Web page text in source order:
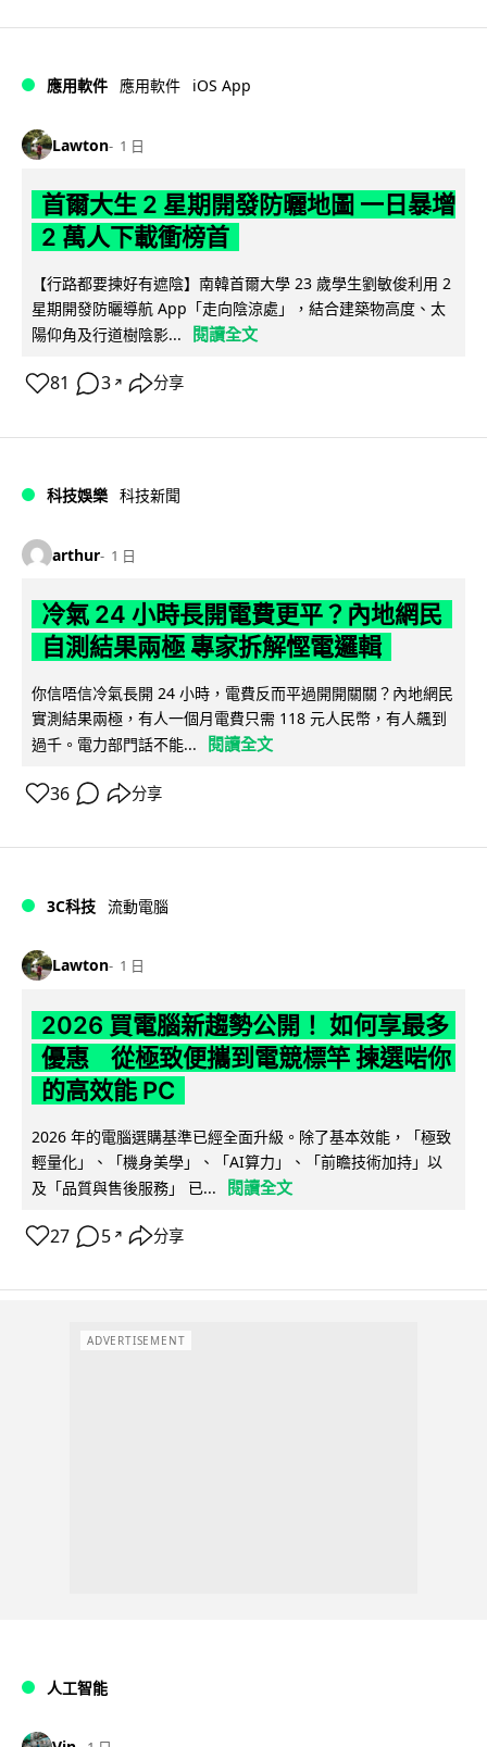
應用軟件 應用軟件 iOS App
Lawton 1 日
首爾大生 2 星期開發防曬地圖 一日暴增
2 萬人下載衝榜首
【行路都要揀好有遮陰】南韓首爾大學 23 歲學生劉敏俊利用 2
星期開發防曬導航 App「走向陰涼處」，結合建築物高度、太
陽仰角及行道樹陰影...
閱讀全文
81 3 ↗ 分享
科技娛樂 科技新聞
arthur 1 日
冷氣 24 小時長開電費更平？內地網民
自測結果兩極 專家拆解慳電邏輯
你信唔信冷氣長開 24 小時，電費反而平過開開關關？內地網民
實測結果兩極，有人一個月電費只需 118 元人民幣，有人飆到
過千。電力部門話不能...
閱讀全文
36 分享
3C科技 流動電腦
Lawton 1 日
2026 買電腦新趨勢公開！ 如何享最多
優惠 從極致便攜到電競標竿 揀選啱你
的高效能 PC
2026 年的電腦選購基準已經全面升級。除了基本效能，「極致
輕量化」、「機身美學」、「AI算力」、「前瞻技術加持」以
及「品質與售後服務」 已...
閱讀全文
27 5 ↗ 分享
ADVERTISEMENT
人工智能